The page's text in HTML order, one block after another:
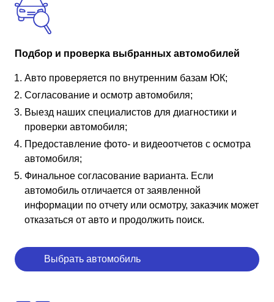
Подбор и проверка выбранных автомобилей
Авто проверяется по внутренним базам ЮК;
Согласование и осмотр автомобиля;
Выезд наших специалистов для диагностики и
проверки автомобиля;
Предоставление фото- и видеоотчетов с осмотра
автомобиля;
Финальное согласование варианта. Если
автомобиль отличается от заявленной
информации по отчету или осмотру, заказчик может
отказаться от авто и продолжить поиск.
Выбрать автомобиль